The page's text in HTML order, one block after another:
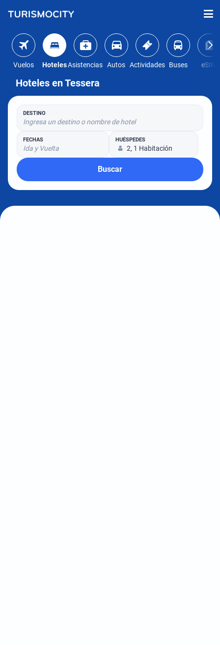
Vuelos HotelesAsistencias Autos Actividades Buses eSIM
Hoteles en Tessera
DESTINO
Ingresa un destino o nombre de hotel
FECHAS
Ida y Vuelta
HUÉSPEDES
2, 1 Habitación
Buscar